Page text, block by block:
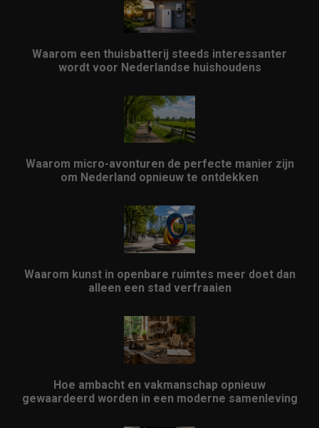
Waarom een thuisbatterij steeds interessanter
wordt voor Nederlandse huishoudens
Waarom micro-avonturen de perfecte manier zijn
om Nederland opnieuw te ontdekken
Waarom kunst in openbare ruimtes meer doet dan
alleen een stad verfraaien
Hoe ambacht en vakmanschap opnieuw
gewaardeerd worden in een moderne samenleving